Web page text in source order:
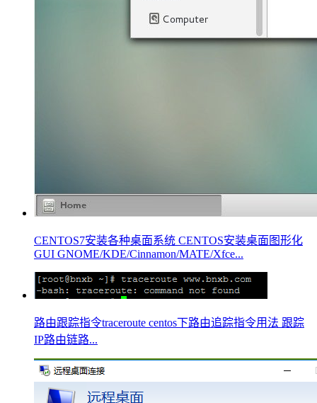
CENTOS7安装各种桌面系统 CENTOS安装桌面图形化
GUI GNOME/KDE/Cinnamon/MATE/Xfce...
路由跟踪指令traceroute centos下路由追踪指令用法 跟踪
IP路由链路...